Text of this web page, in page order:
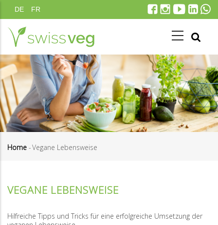
Salta
al
contenuto
principale
DE FR
pane
Home -Vegane Lebensweise
VEGANE LEBENSWEISE
Hilfreiche Tipps und Tricks für eine erfolgreiche Umsetzung der